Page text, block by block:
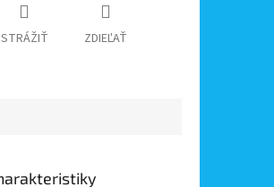
STRÁŽIŤ ZDIEĽAŤ